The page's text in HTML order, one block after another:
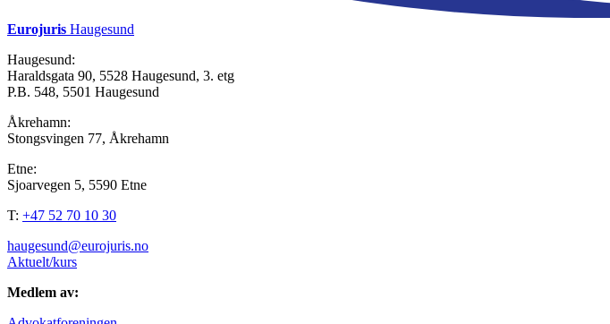
Eurojuris Haugesund
Haugesund:
Haraldsgata 90, 5528 Haugesund, 3. etg
P.B. 548, 5501 Haugesund
Åkrehamn:
Stongsvingen 77, Åkrehamn
Etne:
Sjoarvegen 5, 5590 Etne
T: +47 52 70 10 30
haugesund@eurojuris.no
Aktuelt/kurs
Medlem av: